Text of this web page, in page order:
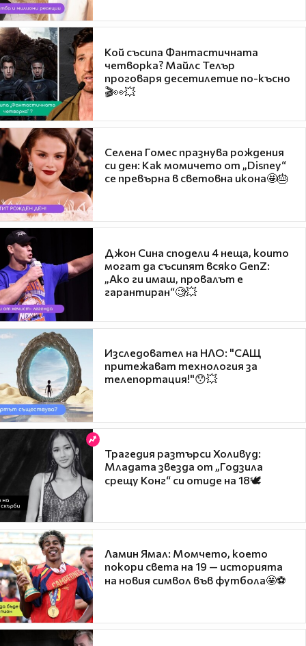
Кой съсипа Фантастичната
четворка? Майлс Телър
проговаря десетилетие по-късно
🎬👀💥
Селена Гомес празнува рождения
си ден: Как момичето от „Disney“
се превърна в световна икона🤩🎂
Джон Сина сподели 4 неща, които
могат да съсипят всяко GenZ:
„Ако ги имаш, провалът е
гарантиран“🧐💥
Изследовател на НЛО: "САЩ
притежават технология за
телепортация!"😯💥
Трагедия разтърси Холивуд:
Младата звезда от „Годзила
срещу Конг“ си отиде на 18🕊️
Ламин Ямал: Момчето, което
покори света на 19 — историята
на новия символ във футбола🤩⚽